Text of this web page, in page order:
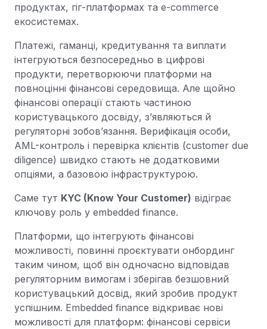
продуктах, гіг-платформах та e-commerce
екосистемах.
Платежі, гаманці, кредитування та виплати
інтегруються безпосередньо в цифрові
продукти, перетворюючи платформи на
повноцінні фінансові середовища. Але щойно
фінансові операції стають частиною
користувацького досвіду, з’являються й
регуляторні зобов’язання. Верифікація особи,
AML-контроль і перевірка клієнтів (customer due
diligence) швидко стають не додатковими
опціями, а базовою інфраструктурою.
Саме тут KYC (Know Your Customer) відіграє
ключову роль у embedded finance.
Платформи, що інтегрують фінансові
можливості, повинні проєктувати онбординг
таким чином, щоб він одночасно відповідав
регуляторним вимогам і зберігав безшовний
користувацький досвід, який зробив продукт
успішним. Embedded finance відкриває нові
можливості для платформ: фінансові сервіси